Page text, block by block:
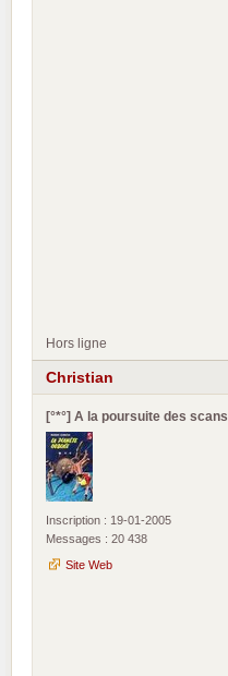
Hors ligne
Christian
[°*°] A la poursuite des scans
Inscription : 19-01-2005
Messages : 20 438
Site Web